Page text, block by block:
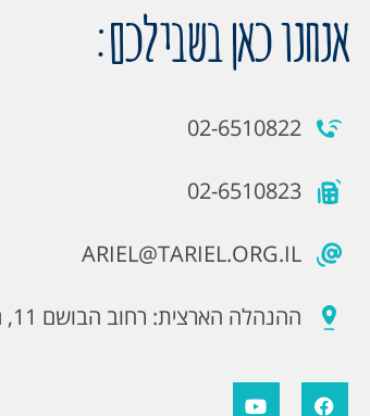
אנחנו כאן בשבילכם:
02-6510822
02-6510823
ARIEL@TARIEL.ORG.IL
ההנהלה הארצית: רחוב הבושם 11, גילה ירושלים